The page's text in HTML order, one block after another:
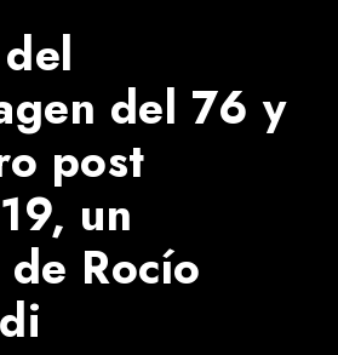
del 76 y
post
un
Rocío